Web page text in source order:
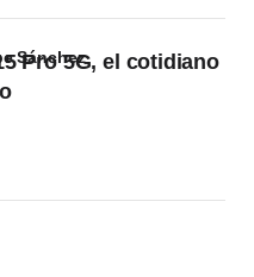
Pro 5G, el cotidiano
Sánchez